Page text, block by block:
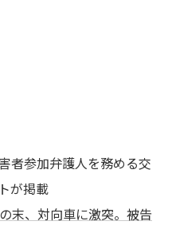
訴訟（原告側、被告側）
者参加弁護人を務める交
が掲載
末、対向車に激突。被告